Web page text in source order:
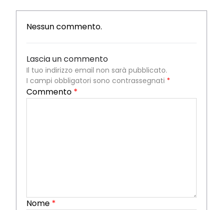
Nessun commento.
Lascia un commento
Il tuo indirizzo email non sarà pubblicato.
I campi obbligatori sono contrassegnati *
Commento *
Nome *